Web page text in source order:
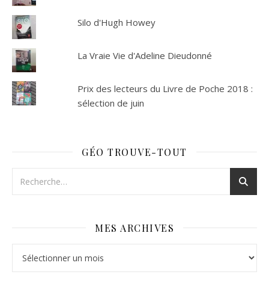
Silo d'Hugh Howey
La Vraie Vie d'Adeline Dieudonné
Prix des lecteurs du Livre de Poche 2018 :
sélection de juin
GÉO TROUVE-TOUT
MES ARCHIVES